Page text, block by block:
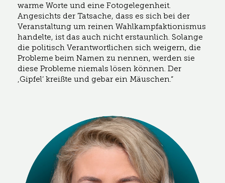
warme Worte und eine Fotogelegenheit.
Angesichts der Tatsache, dass es sich bei der
Veranstaltung um reinen Wahlkampfaktionismus
handelte, ist das auch nicht erstaunlich. Solange
die politisch Verantwortlichen sich weigern, die
Probleme beim Namen zu nennen, werden sie
diese Probleme niemals lösen können. Der
‚Gipfel‘ kreißte und gebar ein Mäuschen.“